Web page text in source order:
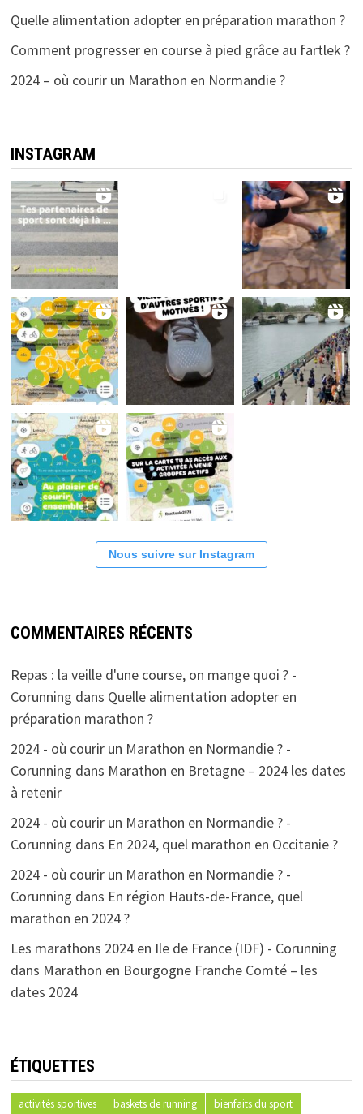
Quelle alimentation adopter en préparation marathon ?
Comment progresser en course à pied grâce au fartlek ?
2024 – où courir un Marathon en Normandie ?
INSTAGRAM
Nous suivre sur Instagram
COMMENTAIRES RÉCENTS
Repas : la veille d'une course, on mange quoi ? -
Corunning dans Quelle alimentation adopter en
préparation marathon ?
2024 - où courir un Marathon en Normandie ? -
Corunning dans Marathon en Bretagne – 2024 les dates
à retenir
2024 - où courir un Marathon en Normandie ? -
Corunning dans En 2024, quel marathon en Occitanie ?
2024 - où courir un Marathon en Normandie ? -
Corunning dans En région Hauts-de-France, quel
marathon en 2024 ?
Les marathons 2024 en Ile de France (IDF) - Corunning
dans Marathon en Bourgogne Franche Comté – les
dates 2024
ÉTIQUETTES
activités sportives baskets de running
bienfaits du sport